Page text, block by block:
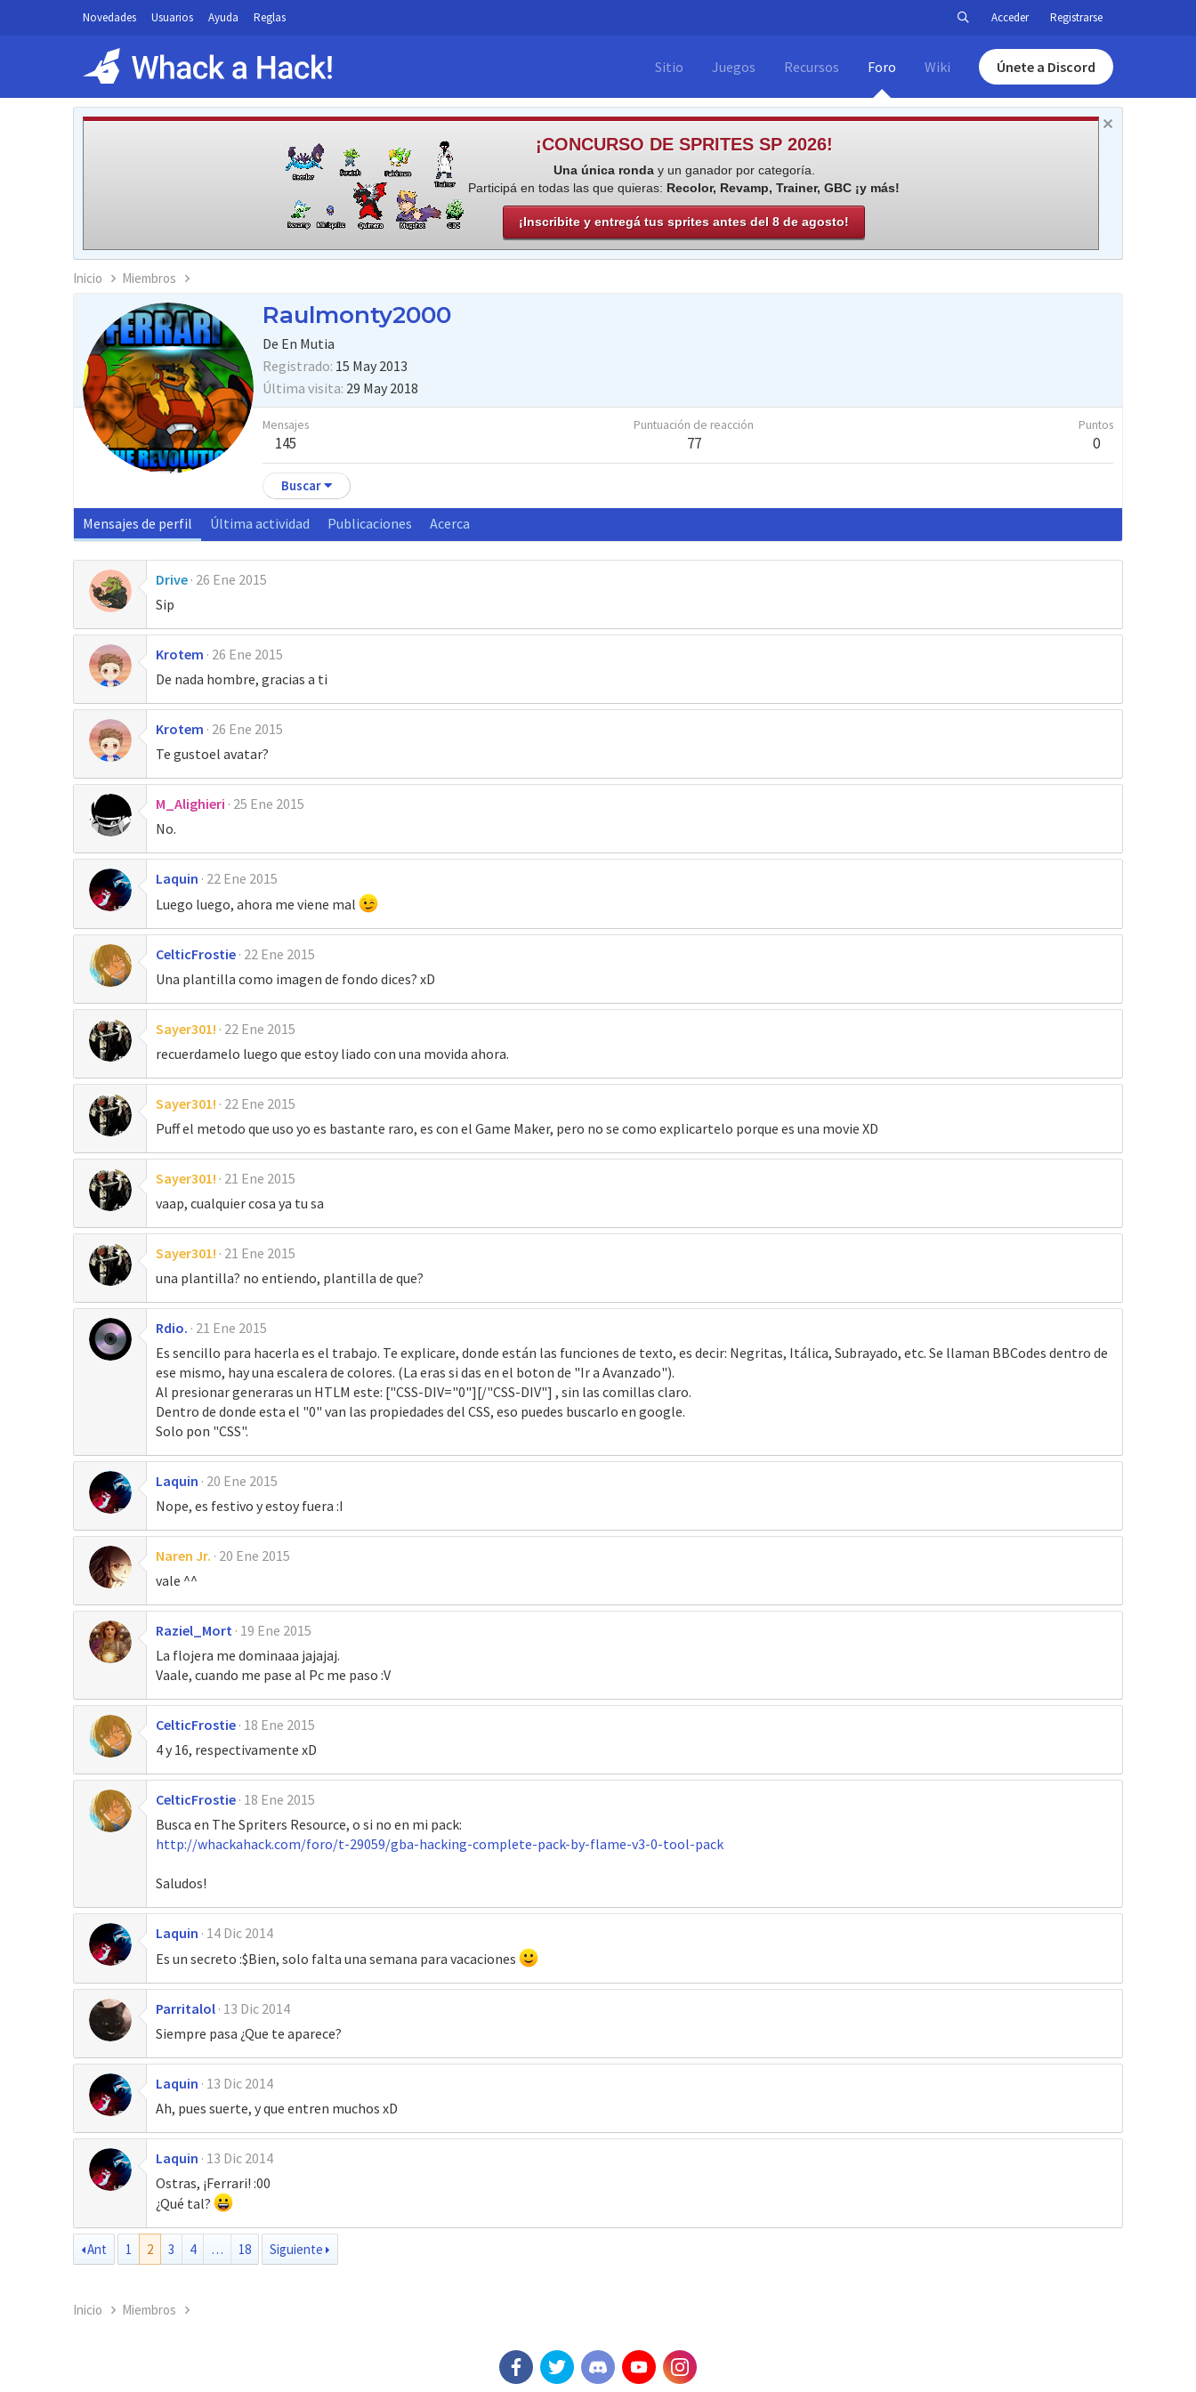
Novedades Usuarios Ayuda Reglas Acceder Registrarse
Sitio Juegos Recursos Foro Wiki Únete a Discord
¡CONCURSO DE SPRITES SP 2026!
Una única ronday un ganador por categoría.
Participá en todas las que quieras: Recolor, Revamp, Trainer, GBC ¡y más!
¡Inscribite y entregá tus sprites antes del 8 de agosto!
Inicio Miembros
Raulmonty2000
De En Mutia
Registrado 15 May 2013
Última visita 29 May 2018
Mensajes
145
Puntuación de reacción
77
Puntos
0
Buscar
Mensajes de perfil Última actividad Publicaciones Acerca
Drive 26 Ene 2015
Sip
Krotem 26 Ene 2015
De nada hombre, gracias a ti
Krotem 26 Ene 2015
Te gustoel avatar?
M_Alighieri 25 Ene 2015
No.
Laquin 22 Ene 2015
Luego luego, ahora me viene mal
CelticFrostie 22 Ene 2015
Una plantilla como imagen de fondo dices? xD
Sayer301! 22 Ene 2015
recuerdamelo luego que estoy liado con una movida ahora.
Sayer301! 22 Ene 2015
Puff el metodo que uso yo es bastante raro, es con el Game Maker, pero no se como explicartelo porque es una movie XD
Sayer301! 21 Ene 2015
vaap, cualquier cosa ya tu sa
Sayer301! 21 Ene 2015
una plantilla? no entiendo, plantilla de que?
Rdio. 21 Ene 2015
Es sencillo para hacerla es el trabajo. Te explicare, donde están las funciones de texto, es decir: Negritas, Itálica, Subrayado, etc. Se llaman BBCodes dentro de
ese mismo, hay una escalera de colores. (La eras si das en el boton de "Ir a Avanzado").
Al presionar generaras un HTLM este: ["CSS-DIV="0"][/"CSS-DIV"] , sin las comillas claro.
Dentro de donde esta el "0" van las propiedades del CSS, eso puedes buscarlo en google.
Solo pon "CSS".
Laquin 20 Ene 2015
Nope, es festivo y estoy fuera :I
Naren Jr. 20 Ene 2015
vale ^^
Raziel_Mort 19 Ene 2015
La flojera me dominaaa jajajaj.
Vaale, cuando me pase al Pc me paso :V
CelticFrostie 18 Ene 2015
4 y 16, respectivamente xD
CelticFrostie 18 Ene 2015
Busca en The Spriters Resource, o si no en mi pack:
http://whackahack.com/foro/t-29059/gba-hacking-complete-pack-by-flame-v3-0-tool-pack
Saludos!
Laquin 14 Dic 2014
Es un secreto :$Bien, solo falta una semana para vacaciones
Parritalol 13 Dic 2014
Siempre pasa ¿Que te aparece?
Laquin 13 Dic 2014
Ah, pues suerte, y que entren muchos xD
Laquin 13 Dic 2014
Ostras, ¡Ferrari! :00
¿Qué tal?
Ant 1 2 3 4 … 18 Siguiente
Inicio Miembros